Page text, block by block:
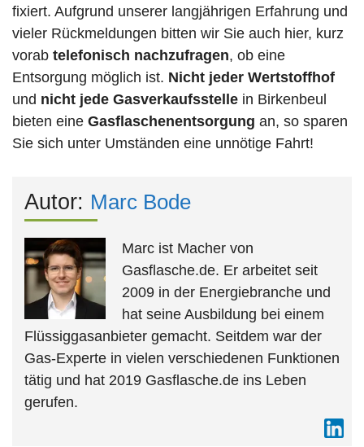
fixiert. Aufgrund unserer langjährigen Erfahrung und
vieler Rückmeldungen bitten wir Sie auch hier, kurz
vorab telefonisch nachzufragen, ob eine
Entsorgung möglich ist. Nicht jeder Wertstoffhof
und nicht jede Gasverkaufsstelle in Birkenbeul
bieten eine Gasflaschenentsorgung an, so sparen
Sie sich unter Umständen eine unnötige Fahrt!
Autor: Marc Bode
Marc ist Macher von
Gasflasche.de. Er arbeitet seit
2009 in der Energiebranche und
hat seine Ausbildung bei einem
Flüssiggasanbieter gemacht. Seitdem war der
Gas-Experte in vielen verschiedenen Funktionen
tätig und hat 2019 Gasflasche.de ins Leben
gerufen.